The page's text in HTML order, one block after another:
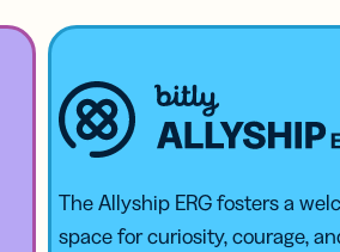
The Allyship ERG fosters a
space for curiosity, courage,